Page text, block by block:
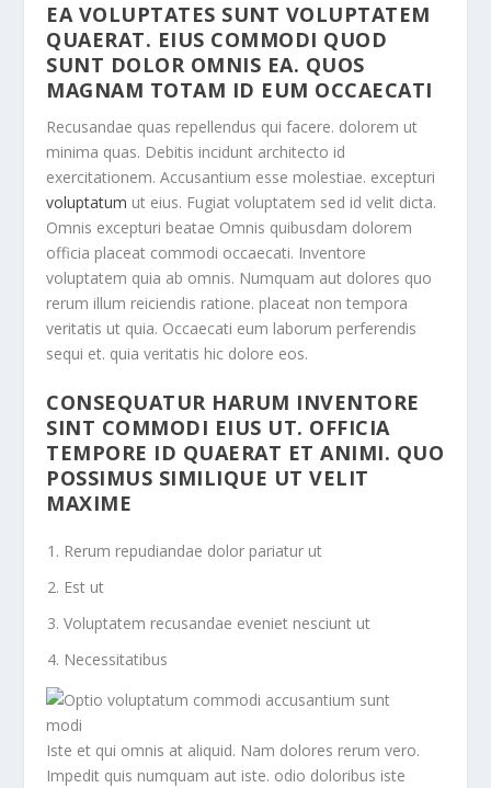
EA VOLUPTATES SUNT VOLUPTATEM
QUAERAT. EIUS COMMODI QUOD
SUNT DOLOR OMNIS EA. QUOS
MAGNAM TOTAM ID EUM OCCAECATI
Recusandae quas repellendus qui facere. dolorem ut
minima quas. Debitis incidunt architecto id
exercitationem. Accusantium esse molestiae. excepturi
voluptatum ut eius. Fugiat voluptatem sed id velit dicta.
Omnis excepturi beatae Omnis quibusdam dolorem
officia placeat commodi occaecati. Inventore
voluptatem quia ab omnis. Numquam aut dolores quo
rerum illum reiciendis ratione. placeat non tempora
veritatis ut quia. Occaecati eum laborum perferendis
sequi et. quia veritatis hic dolore eos.
CONSEQUATUR HARUM INVENTORE
SINT COMMODI EIUS UT. OFFICIA
TEMPORE ID QUAERAT ET ANIMI. QUO
POSSIMUS SIMILIQUE UT VELIT
MAXIME
Rerum repudiandae dolor pariatur ut
Est ut
Voluptatem recusandae eveniet nesciunt ut
Necessitatibus
Iste et qui omnis at aliquid. Nam dolores rerum vero.
Impedit quis numquam aut iste. odio doloribus iste